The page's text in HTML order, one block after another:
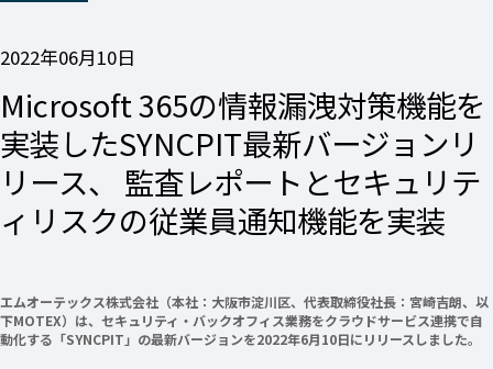
2022年06月10日
Microsoft 365の情報漏洩対策機能を
実装したSYNCPIT最新バージョンリ
リース、 監査レポートとセキュリテ
ィリスクの従業員通知機能を実装
エムオーテックス株式会社（本社：大阪市淀川区、代表取締役社長：宮崎吉朗、以
下MOTEX）は、セキュリティ・バックオフィス業務をクラウドサービス連携で自
動化する「SYNCPIT」の最新バージョンを2022年6月10日にリリースしました。